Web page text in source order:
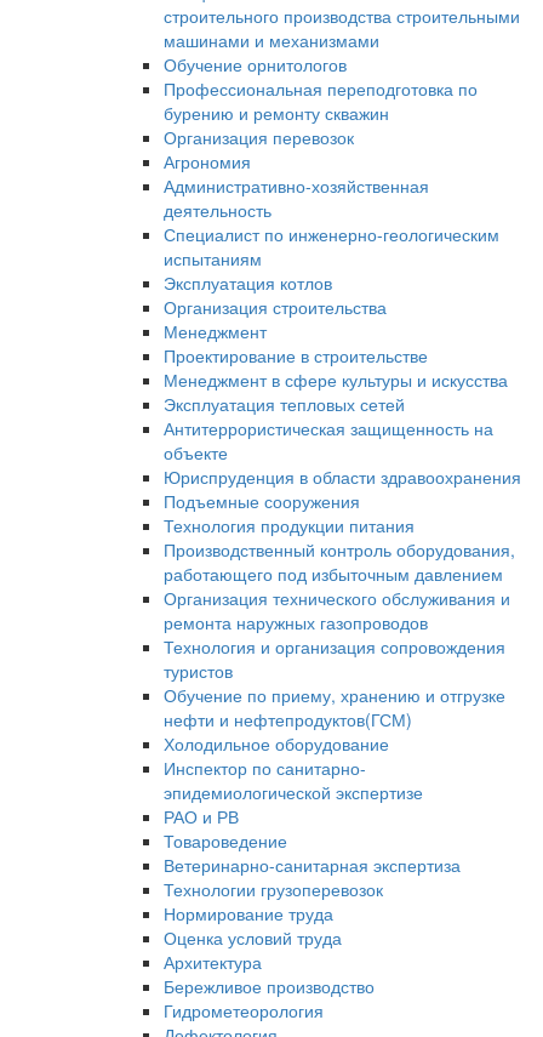
строительного производства строительными
машинами и механизмами
Обучение орнитологов
Профессиональная переподготовка по
бурению и ремонту скважин
Организация перевозок
Агрономия
Административно-хозяйственная
деятельность
Специалист по инженерно-геологическим
испытаниям
Эксплуатация котлов
Организация строительства
Менеджмент
Проектирование в строительстве
Менеджмент в сфере культуры и искусства
Эксплуатация тепловых сетей
Антитеррористическая защищенность на
объекте
Юриспруденция в области здравоохранения
Подъемные сооружения
Технология продукции питания
Производственный контроль оборудования,
работающего под избыточным давлением
Организация технического обслуживания и
ремонта наружных газопроводов
Технология и организация сопровождения
туристов
Обучение по приему, хранению и отгрузке
нефти и нефтепродуктов(ГСМ)
Холодильное оборудование
Инспектор по санитарно-
эпидемиологической экспертизе
РАО и РВ
Товароведение
Ветеринарно-санитарная экспертиза
Технологии грузоперевозок
Нормирование труда
Оценка условий труда
Архитектура
Бережливое производство
Гидрометеорология